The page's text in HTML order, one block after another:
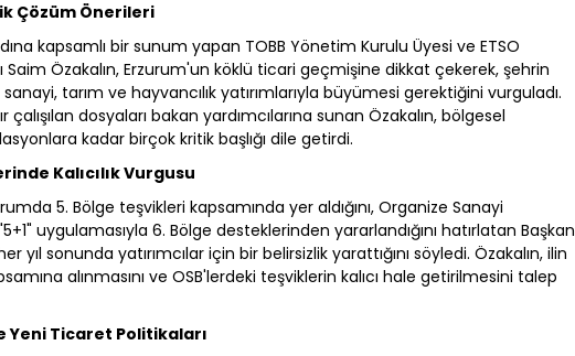
Çözüm Önerileri
kapsamlı bir sunum yapan TOBB Yönetim Kurulu Üyesi ve ETSO
Saim Özakalın, Erzurum'un köklü ticari geçmişine dikkat çekerek, şehrin
tarım ve hayvancılık yatırımlarıyla büyümesi gerektiğini vurguladı.
dosyaları bakan yardımcılarına sunan Özakalın, bölgesel
kadar birçok kritik başlığı dile getirdi.
Kalıcılık Vurgusu
5. Bölge teşvikleri kapsamında yer aldığını, Organize Sanayi
uygulamasıyla 6. Bölge desteklerinden yararlandığını hatırlatan Başkan
yıl sonunda yatırımcılar için bir belirsizlik yarattığını söyledi. Özakalın, ilin
alınmasını ve OSB'lerdeki teşviklerin kalıcı hale getirilmesini talep
Yeni Ticaret Politikaları